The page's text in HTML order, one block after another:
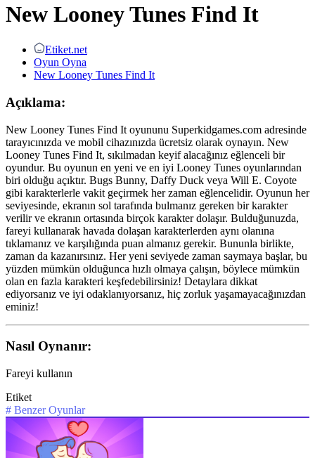
New Looney Tunes Find It
Etiket.net
Oyun Oyna
New Looney Tunes Find It
Açıklama:
New Looney Tunes Find It oyununu Superkidgames.com adresinde
tarayıcınızda ve mobil cihazınızda ücretsiz olarak oynayın. New
Looney Tunes Find It, sıkılmadan keyif alacağınız eğlenceli bir
oyundur. Bu oyunun en yeni ve en iyi Looney Tunes oyunlarından
biri olduğu açıktır. Bugs Bunny, Daffy Duck veya Will E. Coyote
gibi karakterlerle vakit geçirmek her zaman eğlencelidir. Oyunun her
seviyesinde, ekranın sol tarafında bulmanız gereken bir karakter
verilir ve ekranın ortasında birçok karakter dolaşır. Bulduğunuzda,
fareyi kullanarak havada dolaşan karakterlerden aynı olanına
tıklamanız ve karşılığında puan almanız gerekir. Bununla birlikte,
zaman da kazanırsınız. Her yeni seviyede zaman saymaya başlar, bu
yüzden mümkün olduğunca hızlı olmaya çalışın, böylece mümkün
olan en fazla karakteri keşfedebilirsiniz! Detaylara dikkat
ediyorsanız ve iyi odaklanıyorsanız, hiç zorluk yaşamayacağınızdan
eminiz!
Nasıl Oynanır:
Fareyi kullanın
Etiket
# Benzer Oyunlar